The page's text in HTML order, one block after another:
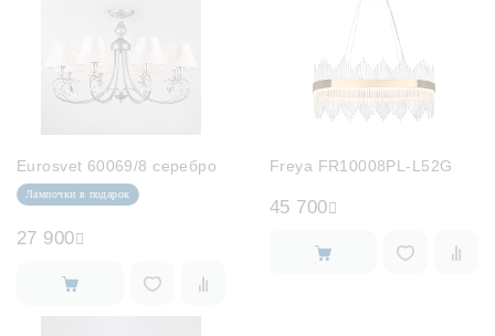
Eurosvet 60069/8 серебро
Лампочки в подарок
27 900
Freya FR10008PL-L52G
45 700